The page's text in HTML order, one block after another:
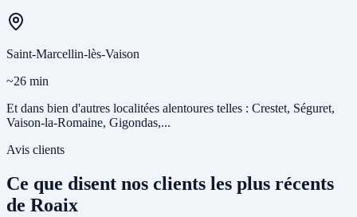
Saint-Marcellin-lès-Vaison
~26 min
Et dans bien d'autres localitées alentoures telles : Crestet, Séguret,
Vaison-la-Romaine, Gigondas,...
Avis clients
Ce que disent nos clients les plus récents
de Roaix